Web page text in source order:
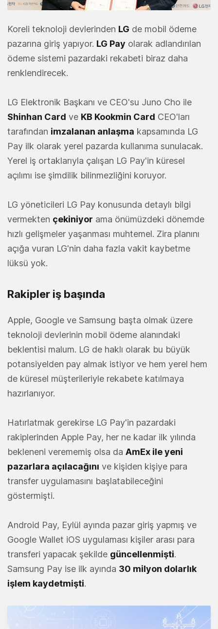
Koreli teknoloji devlerinden LG de mobil ödeme
pazarına giriş yapıyor. LG Pay olarak adlandırılan
ödeme sistemi pazardaki rekabeti biraz daha
renklendirecek.
LG Elektronik Başkanı ve CEO'su Juno Cho ile
Shinhan Card ve KB Kookmin Card CEO'ları
tarafından imzalanan anlaşma kapsamında LG
Pay ilk olarak yerel pazarda kullanıma sunulacak.
Yerel iş ortaklarıyla çalışan LG Pay'in küresel
açılımı ise şimdilik bilinmezliğini koruyor.
LG yöneticileri LG Pay konusunda detaylı bilgi
vermekten çekiniyor ama önümüzdeki dönemde
hızlı gelişmeler yaşanması muhtemel. Zira planını
açığa vuran LG'nin daha fazla vakit kaybetme
lüksü yok.
Rakipler iş başında
Apple, Google ve Samsung başta olmak üzere
teknoloji devlerinin mobil ödeme alanındaki
beklentisi malum. LG de haklı olarak bu büyük
potansiyelden pay almak istiyor ve hem yerel hem
de küresel müşterileriyle rekabete katılmaya
hazırlanıyor.
Hatırlatmak gerekirse LG Pay'in pazardaki
rakiplerinden Apple Pay, her ne kadar ilk yılında
bekleneni verememiş olsa da AmEx ile yeni
pazarlara açılacağını ve kişiden kişiye para
transfer uygulamasını başlatabileceğini
göstermişti.
Android Pay, Eylül ayında pazar giriş yapmış ve
Google Wallet iOS uygulaması kişiler arası para
transferi yapacak şekilde güncellenmişti.
Samsung Pay ise ilk ayında 30 milyon dolarlık
işlem kaydetmişti.